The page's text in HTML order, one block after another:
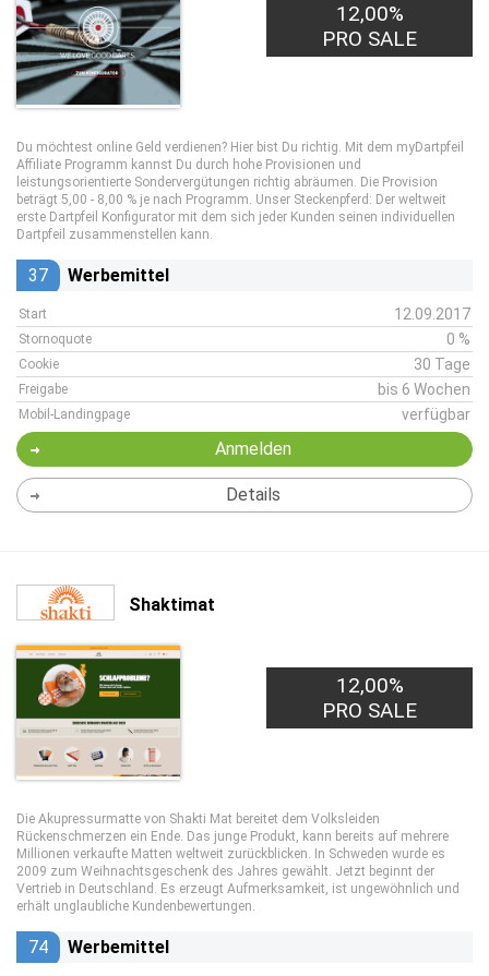
12,00%
PRO SALE
Du möchtest online Geld verdienen? Hier bist Du richtig. Mit dem myDartpfeil
Affiliate Programm kannst Du durch hohe Provisionen und
leistungsorientierte Sondervergütungen richtig abräumen. Die Provision
beträgt 5,00 - 8,00 % je nach Programm. Unser Steckenpferd: Der weltweit
erste Dartpfeil Konfigurator mit dem sich jeder Kunden seinen individuellen
Dartpfeil zusammenstellen kann.
37 Werbemittel
Start 12.09.2017
Stornoquote 0 %
Cookie 30 Tage
Freigabe bis 6 Wochen
Mobil-Landingpage verfügbar
Anmelden
Details
Shaktimat
12,00%
PRO SALE
Die Akupressurmatte von Shakti Mat bereitet dem Volksleiden
Rückenschmerzen ein Ende. Das junge Produkt, kann bereits auf mehrere
Millionen verkaufte Matten weltweit zurückblicken. In Schweden wurde es
2009 zum Weihnachtsgeschenk des Jahres gewählt. Jetzt beginnt der
Vertrieb in Deutschland. Es erzeugt Aufmerksamkeit, ist ungewöhnlich und
erhält unglaubliche Kundenbewertungen.
74 Werbemittel